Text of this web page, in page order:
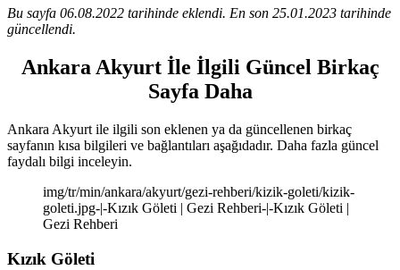
Bu sayfa 06.08.2022 tarihinde eklendi. En son 25.01.2023 tarihinde
güncellendi.
Ankara Akyurt İle İlgili Güncel Birkaç
Sayfa Daha
Ankara Akyurt ile ilgili son eklenen ya da güncellenen birkaç
sayfanın kısa bilgileri ve bağlantıları aşağıdadır. Daha fazla güncel
faydalı bilgi inceleyin.
img/tr/min/ankara/akyurt/gezi-rehberi/kizik-goleti/kizik-
goleti.jpg-|-Kızık Göleti | Gezi Rehberi-|-Kızık Göleti |
Gezi Rehberi
Kızık Göleti